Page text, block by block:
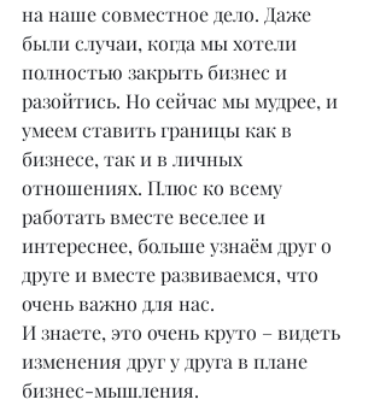
на наше совместное дело. Даже
были случаи, когда мы хотели
полностью закрыть бизнес и
разойтись. Но сейчас мы мудрее, и
умеем ставить границы как в
бизнесе, так и в личных
отношениях. Плюс ко всему
работать вместе веселее и
интереснее, больше узнаём друг о
друге и вместе развиваемся, что
очень важно для нас.
И знаете, это очень круто – видеть
изменения друг у друга в плане
бизнес-мышления.